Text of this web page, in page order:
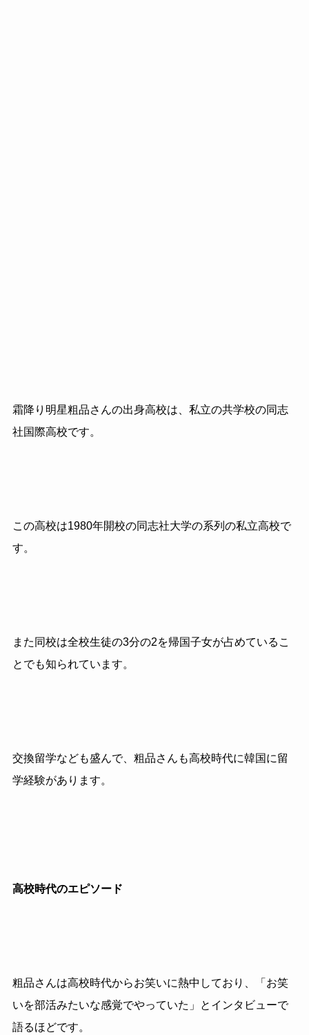
霜降り明星粗品さんの出身高校は、私立の共学校の同志
社国際高校です。
この高校は1980年開校の同志社大学の系列の私立高校で
す。
また同校は全校生徒の3分の2を帰国子女が占めているこ
とでも知られています。
交換留学なども盛んで、粗品さんも高校時代に韓国に留
学経験があります。
高校時代のエピソード
粗品さんは高校時代からお笑いに熱中しており、「お笑
いを部活みたいな感覚でやっていた」とインタビューで
語るほどです。